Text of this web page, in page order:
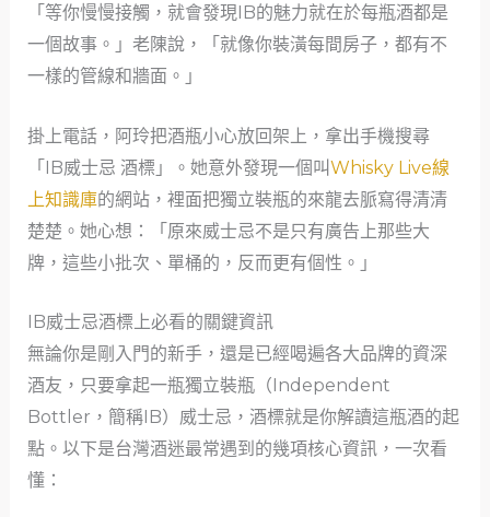
「等你慢慢接觸，就會發現IB的魅力就在於每瓶酒都是
一個故事。」老陳說，「就像你裝潢每間房子，都有不
一樣的管線和牆面。」
掛上電話，阿玲把酒瓶小心放回架上，拿出手機搜尋
「IB威士忌 酒標」。她意外發現一個叫Whisky Live線
上知識庫的網站，裡面把獨立裝瓶的來龍去脈寫得清清
楚楚。她心想：「原來威士忌不是只有廣告上那些大
牌，這些小批次、單桶的，反而更有個性。」
IB威士忌酒標上必看的關鍵資訊
無論你是剛入門的新手，還是已經喝遍各大品牌的資深
酒友，只要拿起一瓶獨立裝瓶（Independent
Bottler，簡稱IB）威士忌，酒標就是你解讀這瓶酒的起
點。以下是台灣酒迷最常遇到的幾項核心資訊，一次看
懂：